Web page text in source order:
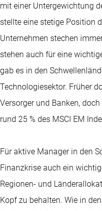
mit einer Untergewichtung
stellte eine stetige Position
Unternehmen stechen
stehen auch für eine
gab es in den
Technologiesektor. Früher
Versorger und Banken,
rund 25 % des MSCI EM
Für aktive Manager in den
Finanzkrise auch ein
Regionen- und
Kopf zu behalten. Wie in